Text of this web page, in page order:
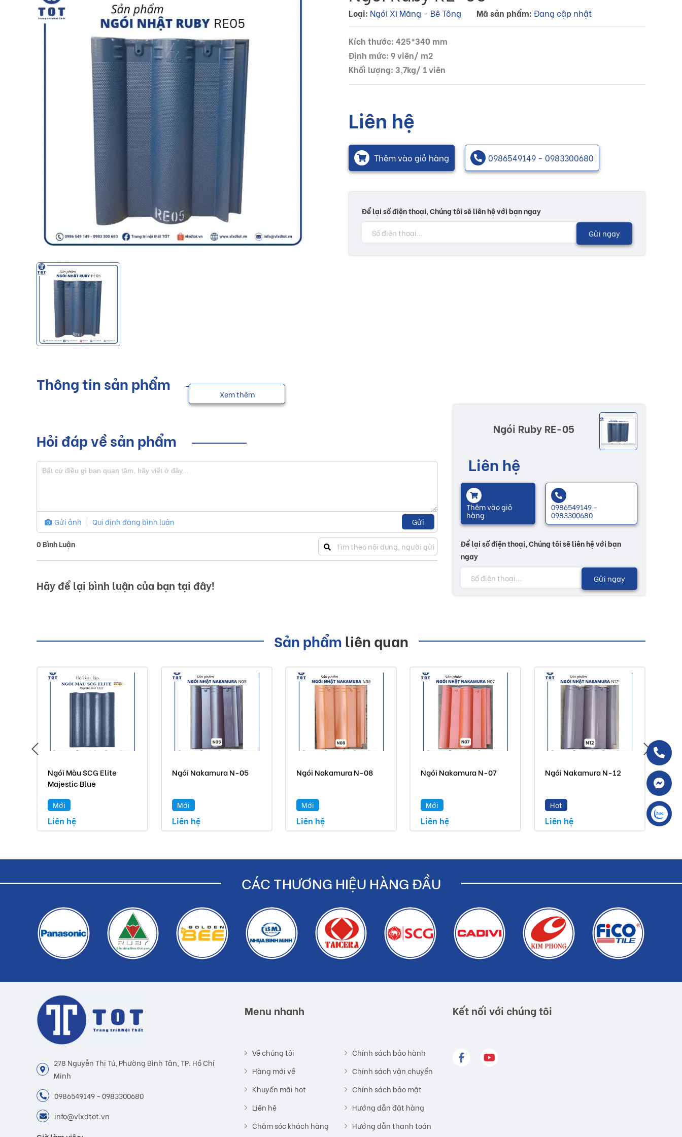
Loại: Ngói Xi Măng - Bê Tông Mã sản phẩm: Đang cập nhật
Kích thước: 425*340 mm
Định mức: 9 viên/ m2
Khối lượng: 3,7kg/ 1 viên
Liên hệ
Thêm vào giỏ hàng 0986549149 - 0983300680
Để lại số điện thoại, Chúng tôi sẽ liên hệ với bạn ngay
Gửi ngay
Thông tin sản phẩm
Xem thêm
Hỏi đáp về sản phẩm
Gửi ảnh Qui định đăng bình luận Gửi
0Bình Luận
Hãy để lại bình luận của bạn tại đây!
Ngói Ruby RE-05
Liên hệ
Thêm vào giỏ
hàng
0986549149 -
0983300680
Để lại số điện thoại, Chúng tôi sẽ liên hệ với bạn
ngay
Gửi ngay
Sản phẩm liên quan
Ngói Màu SCG Elite
Majestic Blue
Mới
Liên hệ
Ngói Nakamura N-05
Mới
Liên hệ
Ngói Nakamura N-08
Mới
Liên hệ
Ngói Nakamura N-07
Mới
Liên hệ
Ngói Nakamura N-12
Hot
Liên hệ
CÁC THƯƠNG HIỆU HÀNG ĐẦU
278 Nguyễn Thị Tú, Phường Bình Tân, TP. Hồ Chí
Minh
0986549149 - 0983300680
info@vlxdtot.vn
Menu nhanh
Về chúng tôi
Hàng mới về
Khuyến mãi hot
Liên hệ
Chăm sóc khách hàng
Chính sách bảo hành
Chính sách vận chuyển
Chính sách bảo mật
Hướng dẫn đặt hàng
Hướng dẫn thanh toán
Kết nối với chúng tôi